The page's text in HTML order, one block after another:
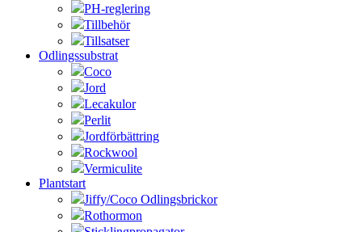
PH-reglering
Tillbehör
Tillsatser
Odlingssubstrat
Coco
Jord
Lecakulor
Perlit
Jordförbättring
Rockwool
Vermiculite
Plantstart
Jiffy/Coco Odlingsbrickor
Rothormon